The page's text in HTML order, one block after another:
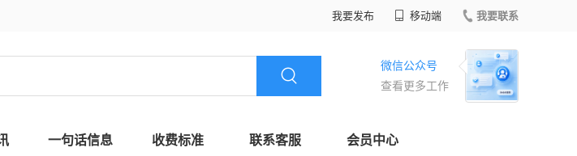
我要发布 移动端 我要联系
微信公众号
查看更多工作
一句话信息 收费标准 联系客服 会员中心